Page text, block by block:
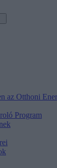
az Otthoni
Program